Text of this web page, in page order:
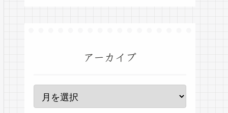
アーカイブ